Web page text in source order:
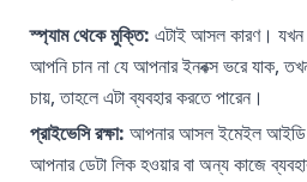
স্প্যাম থেকে মুক্তি: এটাই আসল কারণ। যখন
আপনি চান না যে আপনার ইনবক্স ভরে যাক,
চায়, তাহলে এটা ব্যবহার করতে পারেন।
প্রাইভেসি রক্ষা: আপনার আসল ইমেইল আইডি
আপনার ডেটা লিক হওয়ার বা অন্য কাজে